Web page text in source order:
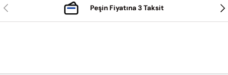
Önceki Peşin Fiyatına 3 Taksit